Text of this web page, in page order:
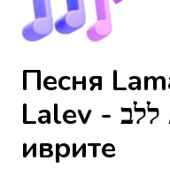
Песня
Lalev - למה לי לקחת ללב на
иврите